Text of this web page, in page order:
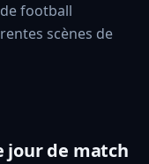
football
scènes de
jour de match